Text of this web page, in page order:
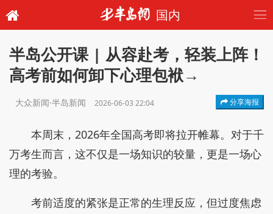
国内
半岛公开课 | 从容赴考，轻装上阵！
高考前如何卸下心理包袱→
大众新闻·半岛新闻 2026-06-03 22:04 分享海报
本周末，2026年全国高考即将拉开帷幕。对于千
万考生而言，这不仅是一场知识的较量，更是一场心
理的考验。
考前适度的紧张是正常的生理反应，但过度焦虑